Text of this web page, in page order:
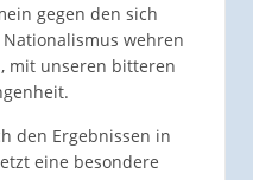
gegen den sich
wehren
mit unseren bitteren
den Ergebnissen in
eine besondere